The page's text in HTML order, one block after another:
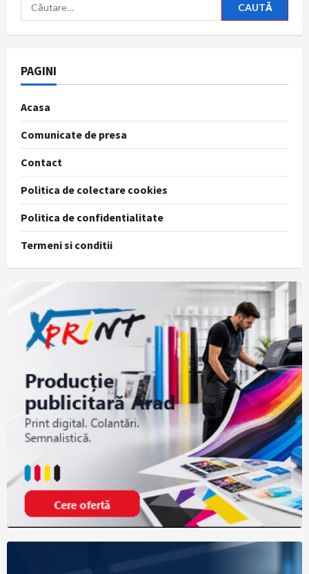
după:
PAGINI
Acasa
Comunicate de presa
Contact
Politica de colectare cookies
Politica de confidentialitate
Termeni si conditii